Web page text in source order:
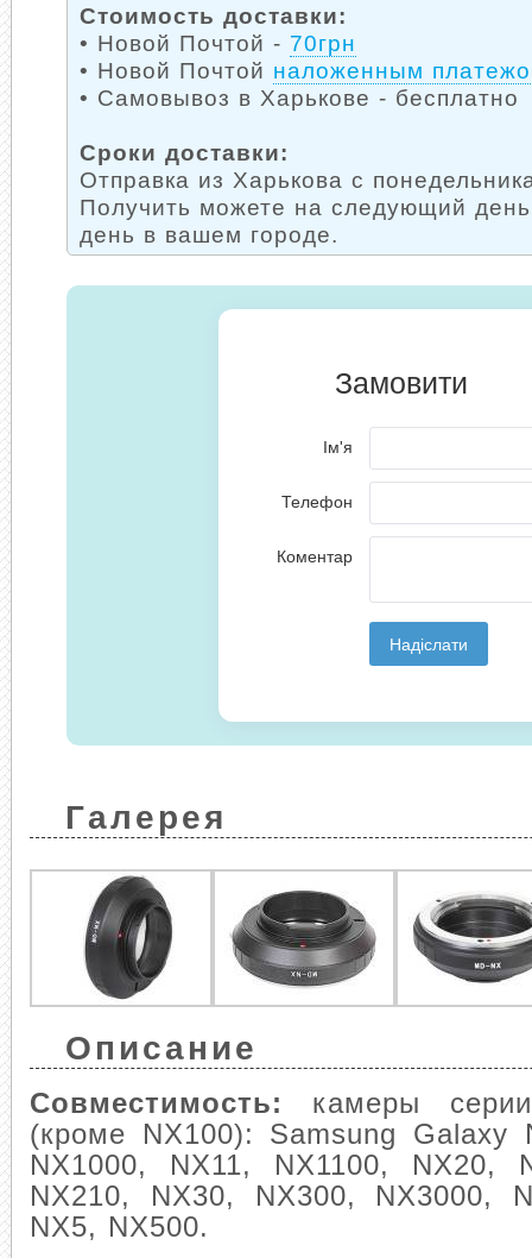
Стоимость доставки:
• Новой Почтой - 70грн
• Новой Почтой наложенным
• Самовывоз в Харькове - бесплатно
Сроки доставки:
Отправка из Харькова с
Получить можете на следующий
день в вашем городе.
Галерея
Описание
Совместимость:
камеры
(кроме NX100): Samsung Galaxy
NX1000, NX11, NX1100, NX20,
NX210, NX30, NX300, NX3000,
NX5, NX500.